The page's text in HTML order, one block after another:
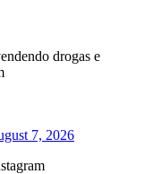
drogas e
7, 2026